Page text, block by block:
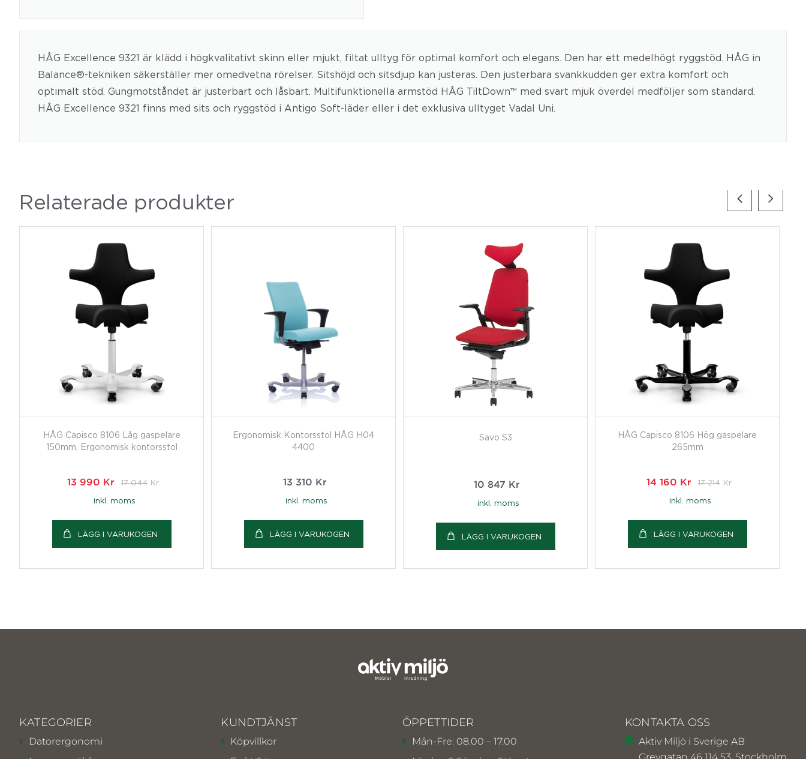
HÅG Excellence 9321 är klädd i högkvalitativt skinn eller mjukt, filtat ulltyg för optimal komfort och elegans. Den har ett medelhögt ryggstöd. HÅG in
Balance®-tekniken säkerställer mer omedvetna rörelser. Sitshöjd och sitsdjup kan justeras. Den justerbara svankkudden ger extra komfort och
optimalt stöd. Gungmotståndet är justerbart och låsbart. Multifunktionella armstöd HÅG TiltDown™ med svart mjuk överdel medföljer som standard.
HÅG Excellence 9321 finns med sits och ryggstöd i Antigo Soft-läder eller i det exklusiva ulltyget Vadal Uni.
Relaterade produkter
HÅG Capisco 8106 Låg gaspelare
150mm, Ergonomisk kontorsstol
13 990 Kr 17 044 Kr
inkl. moms
LÄGG I VARUKOGEN
Ergonomisk Kontorsstol HÅG H04
4400
13 310 Kr
inkl. moms
LÄGG I VARUKOGEN
Savo S3
10 847 Kr
inkl. moms
LÄGG I VARUKOGEN
HÅG Capisco 8106 Hög gaspelare
265mm
14 160 Kr 17 214 Kr
inkl. moms
LÄGG I VARUKOGEN
KATEGORIER
Datorergonomi
KUNDTJÄNST
Köpvillkor
ÖPPETTIDER
Mån-Fre: 08.00 – 17.00
KONTAKTA OSS
Aktiv Miljö i Sverige AB
Grevgatan 46 114 53, Stockholm